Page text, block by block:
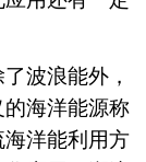
波浪能外，
海洋能源称
洋能利用方